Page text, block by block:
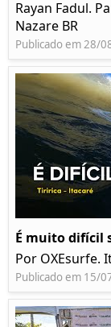
Rayan Fadul.
Nazare BR
Publicado em 28/
É muito difícil
Por OXEsurfe.
Publicado em 15/